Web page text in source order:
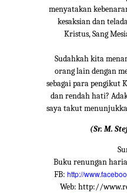
menyatakan
kesaksian dan
Kristus, Sang
Sudahkah kita
orang lain dengan
sebagai para pengikut
dan rendah hati?
saya takut
(Sr. M.
Buku renungan
FB: http://
Web: http://